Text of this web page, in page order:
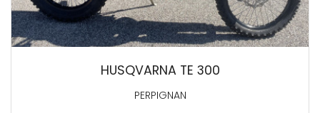
HUSQVARNA TE 300
PERPIGNAN